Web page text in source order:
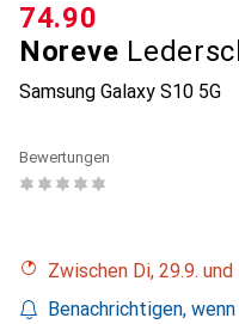
Noreve
Samsung Galaxy S10 5G
CHF
74.90
Bewertungen
Zwischen Di, 29.9.
Benachrichtigen,